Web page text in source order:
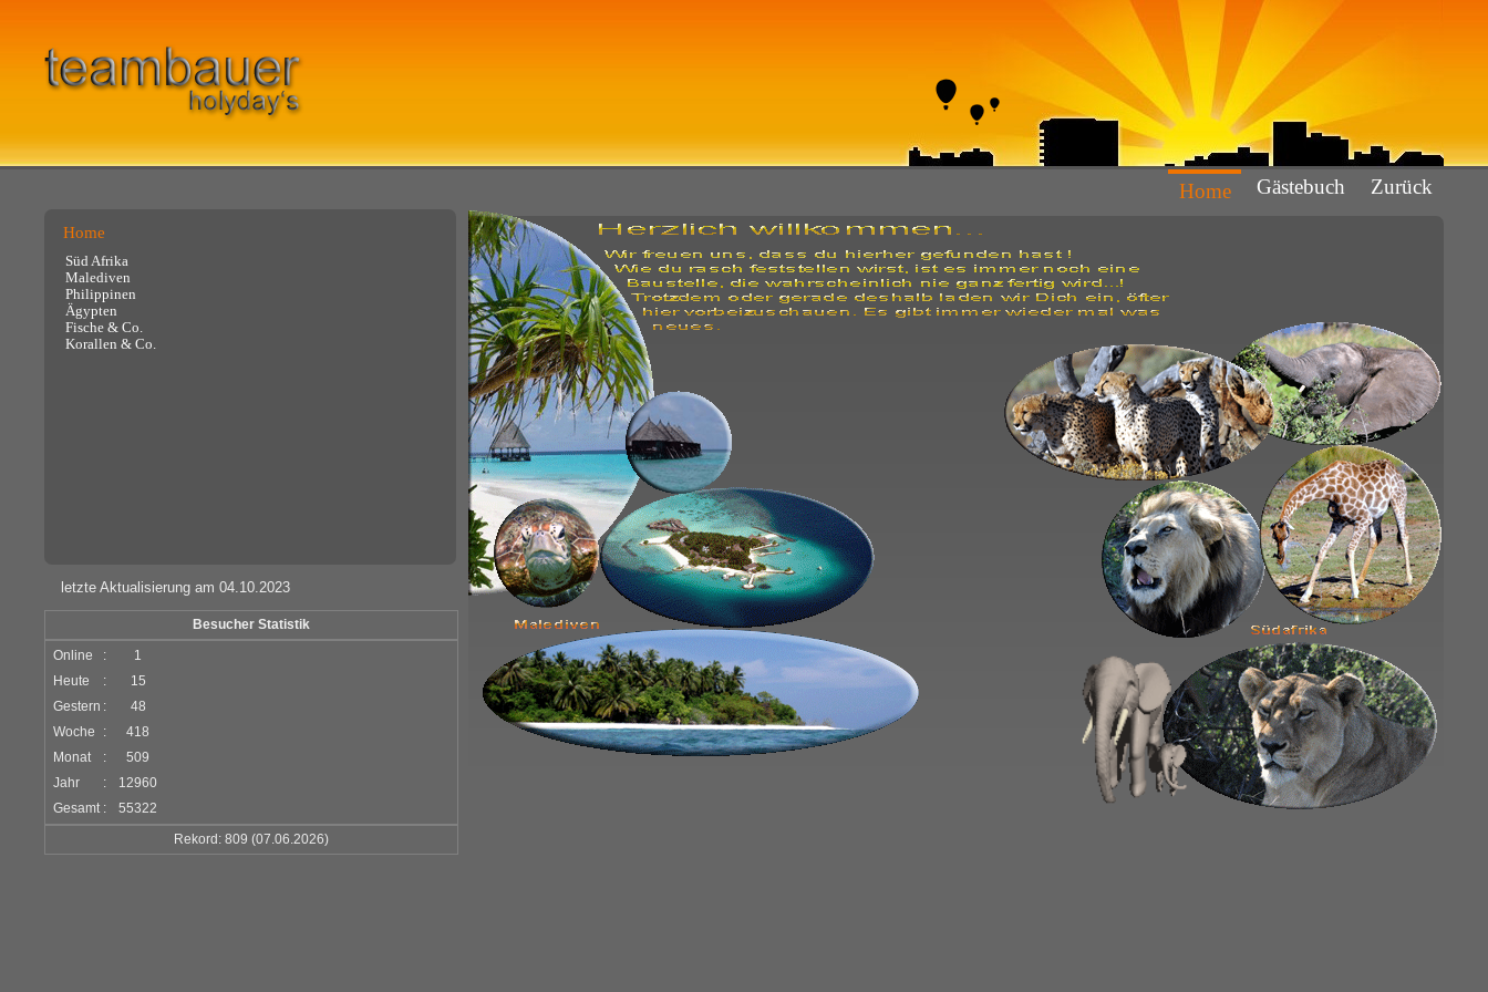
Home Gästebuch Zurück
Home
Süd Afrika
Malediven
Philippinen
Ägypten
Fische & Co.
Korallen & Co.
letzte Aktualisierung am 04.10.2023
Besucher Statistik
Online :
1
Heute
:
15
Gestern :
48
Woche
:
418
Monat
:
509
Jahr
:
12960
Gesamt : 55322
Rekord: 809 (07.06.2026)